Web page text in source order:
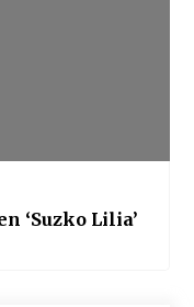
‘Suzko Lilia’